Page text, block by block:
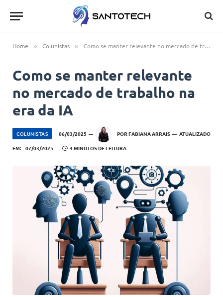
Home » Colunistas » Como se manter relevante no mercado de trabalho na era da IA
Como se manter relevante
no mercado de trabalho na
era da IA
COLUNISTAS 06/03/2025 POR FABIANA ARRAIS
ATUALIZADO
EM: 07/03/2025 4 MINUTOS DE LEITURA